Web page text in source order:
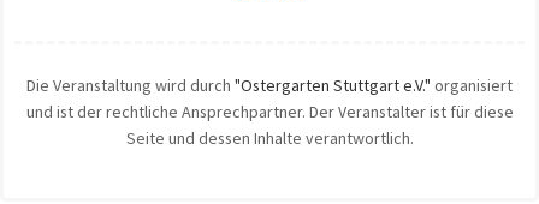
Die Veranstaltung wird durch "Ostergarten Stuttgart e.V." organisiert
und ist der rechtliche Ansprechpartner. Der Veranstalter ist für diese
Seite und dessen Inhalte verantwortlich.